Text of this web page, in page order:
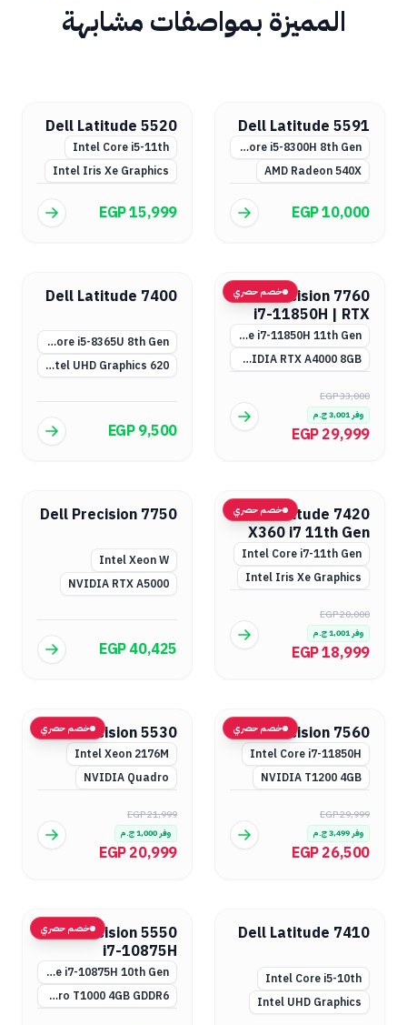
المميزة بمواصفات مشابهة
Dell Latitude 5591
Intel Core i5-8300H 8th Gen
AMD Radeon 540X
EGP 10,000
Dell Latitude 5520
Intel Core i5-11th
Intel Iris Xe Graphics
EGP 15,999
خصم حصري
Dell Precision 7760
i7-11850H | RTX
A4000 & A3000
Intel Core i7-11850H 11th Gen
NVIDIA RTX A4000 8GB أو RTX A3000 (اختياري)
EGP 33,000
وفر3,001ج.م
EGP 29,999
Dell Latitude 7400
Intel Core i5-8365U 8th Gen
Intel UHD Graphics 620
EGP 9,500
خصم حصري
Dell Latitude 7420
X360 i7 11th Gen
Intel Core i7-11th Gen
Intel Iris Xe Graphics
EGP 20,000
وفر1,001ج.م
EGP 18,999
Dell Precision 7750
Intel Xeon W
NVIDIA RTX A5000
EGP 40,425
خصم حصري
Dell Precision 7560
Intel Core i7-11850H
NVIDIA T1200 4GB
EGP 29,999
وفر3,499ج.م
EGP 26,500
خصم حصري
Dell Precision 5530
Intel Xeon 2176M
NVIDIA Quadro
EGP 21,999
وفر1,000ج.م
EGP 20,999
Dell Latitude 7410
Intel Core i5-10th
Intel UHD Graphics
خصم حصري
Dell Precision 5550
i7-10875H
Intel Core i7-10875H 10th Gen
NVIDIA Quadro T1000 4GB GDDR6